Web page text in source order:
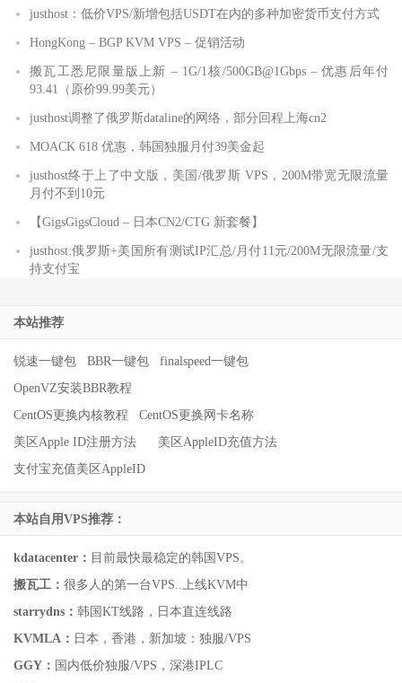
justhost：低价VPS/新增包括USDT在内的多种加密货币支付方式
HongKong – BGP KVM VPS – 促销活动
搬瓦工悉尼限量版上新 – 1G/1核/500GB@1Gbps – 优惠后年付
93.41（原价99.99美元）
justhost调整了俄罗斯dataline的网络，部分回程上海cn2
MOACK 618 优惠，韩国独服月付39美金起
justhost终于上了中文版，美国/俄罗斯 VPS，200M带宽无限流量
月付不到10元
【GigsGigsCloud – 日本CN2/CTG 新套餐】
justhost:俄罗斯+美国所有测试IP汇总/月付11元/200M无限流量/支
持支付宝
本站推荐
锐速一键包 BBR一键包
finalspeed一键包
OpenVZ安装BBR教程
CentOS更换内核教程
CentOS更换网卡名称
美区Apple ID注册方法
美区AppleID充值方法
支付宝充值美区AppleID
本站自用VPS推荐：
kdatacenter： 目前最快最稳定的韩国VPS。
搬瓦工： 很多人的第一台VPS..上线KVM中
starrydns： 韩国KT线路，日本直连线路
KVMLA： 日本，香港，新加坡：独服/VPS
GGY： 国内低价独服/VPS，深港IPLC